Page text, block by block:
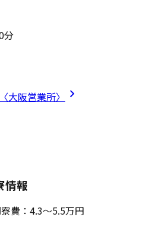
分
大阪営業所〉
情報
費：4.3～5.5万円